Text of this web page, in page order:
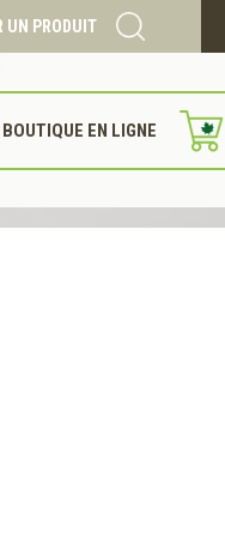
UN PRODUIT
BOUTIQUE EN LIGNE
CONTINUER